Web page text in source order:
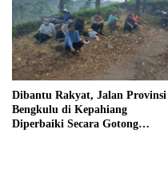
Dibantu Rakyat, Jalan Provinsi
Bengkulu di Kepahiang
Diperbaiki Secara Gotong